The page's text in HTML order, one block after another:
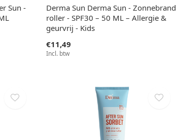
Sun -
Derma Sun Derma Sun - Zonnebrand
roller - SPF30 – 50 ML – Allergie &
geurvrij - Kids
€11,49
Incl. btw